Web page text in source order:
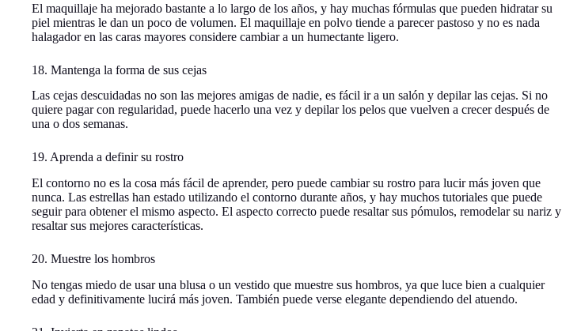
El maquillaje ha mejorado bastante a lo largo de los años, y hay muchas fórmulas que pueden hidratar su
piel mientras le dan un poco de volumen. El maquillaje en polvo tiende a parecer pastoso y no es nada
halagador en las caras mayores considere cambiar a un humectante ligero.
18. Mantenga la forma de sus cejas
Las cejas descuidadas no son las mejores amigas de nadie, es fácil ir a un salón y depilar las cejas. Si no
quiere pagar con regularidad, puede hacerlo una vez y depilar los pelos que vuelven a crecer después de
una o dos semanas.
19. Aprenda a definir su rostro
El contorno no es la cosa más fácil de aprender, pero puede cambiar su rostro para lucir más joven que
nunca. Las estrellas han estado utilizando el contorno durante años, y hay muchos tutoriales que puede
seguir para obtener el mismo aspecto. El aspecto correcto puede resaltar sus pómulos, remodelar su nariz y
resaltar sus mejores características.
20. Muestre los hombros
No tengas miedo de usar una blusa o un vestido que muestre sus hombros, ya que luce bien a cualquier
edad y definitivamente lucirá más joven. También puede verse elegante dependiendo del atuendo.